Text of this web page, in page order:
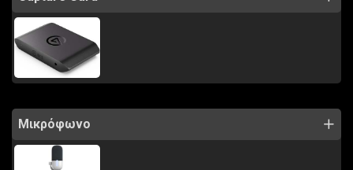
Μικρόφωνο